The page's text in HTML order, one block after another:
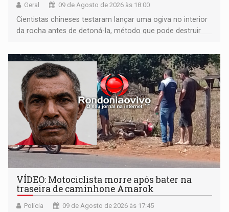
Geral 09 de Agosto de 2026 às 18:00
Cientistas chineses testaram lançar uma ogiva no interior
da rocha antes de detoná-la, método que pode destruir
VÍDEO: Motociclista morre após bater na
traseira de caminhone Amarok
Polícia 09 de Agosto de 2026 às 17:45